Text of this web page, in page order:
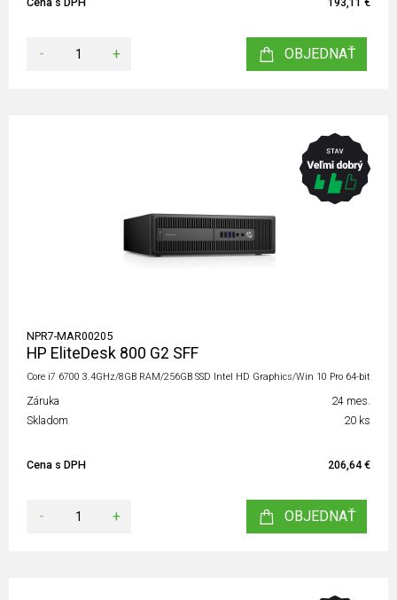
- + OBJEDNAŤ
NPR7-MAR00205
HP EliteDesk 800 G2 SFF
Core i7 6700 3.4GHz/8GB RAM/256GB SSD Intel HD Graphics/Win 10 Pro 64-bit
Záruka
24 mes.
Skladom
20 ks
Cena s DPH 206,64 €
- + OBJEDNAŤ